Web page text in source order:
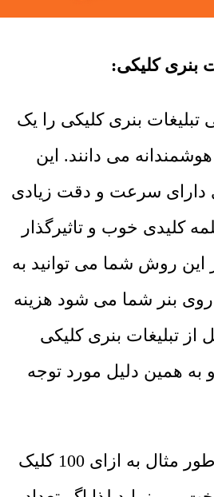
بنری کلیکی:
تبلیغات بنری کلیکی را یک
هوشمندانه می دانند. این
سرعت و دقت زیادی
کلیدی خوب و تاثیرگذار
این روش شما می توانید به
روی بنر شما می شود هزینه
از تبلیغات بنری کلیکی
به همین دلیل مورد توجه
در این تبلیغ فرد به طور مثال به ازای 100 کلیک